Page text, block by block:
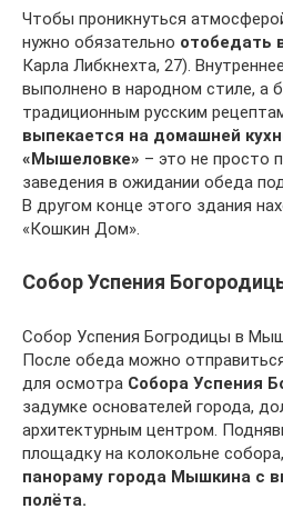
Чтобы проникнуться
нужно обязательно отобедать
Карла Либкнехта, 27).
выполнено в народном стиле, а
традиционным русским
выпекается на домашней
«Мышеловке» – это не просто
заведения в ожидании обеда
В другом конце этого здания
«Кошкин Дом».
Собор Успения
Собор Успения Богродицы в
После обеда можно
для осмотра Собора Успения
задумке основателей города,
архитектурным центром.
площадку на колокольне
панораму города Мышкина с
полёта.